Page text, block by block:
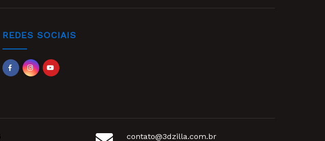
REDES SOCIAIS
contato@3dzilla.com.br